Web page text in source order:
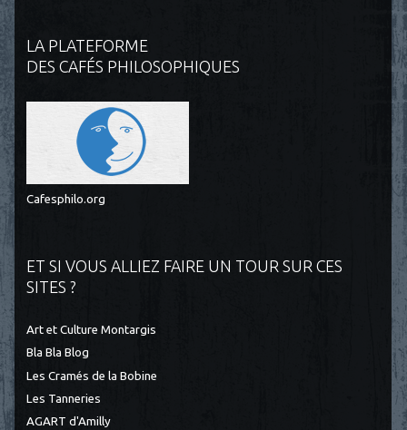
LA PLATEFORME
DES CAFÉS PHILOSOPHIQUES
Cafesphilo.org
ET SI VOUS ALLIEZ FAIRE UN TOUR SUR CES
SITES ?
Art et Culture Montargis
Bla Bla Blog
Les Cramés de la Bobine
Les Tanneries
AGART d'Amilly